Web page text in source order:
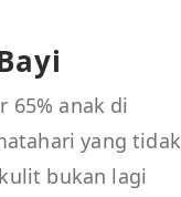
65% anak di
yang tidak
bukan lagi